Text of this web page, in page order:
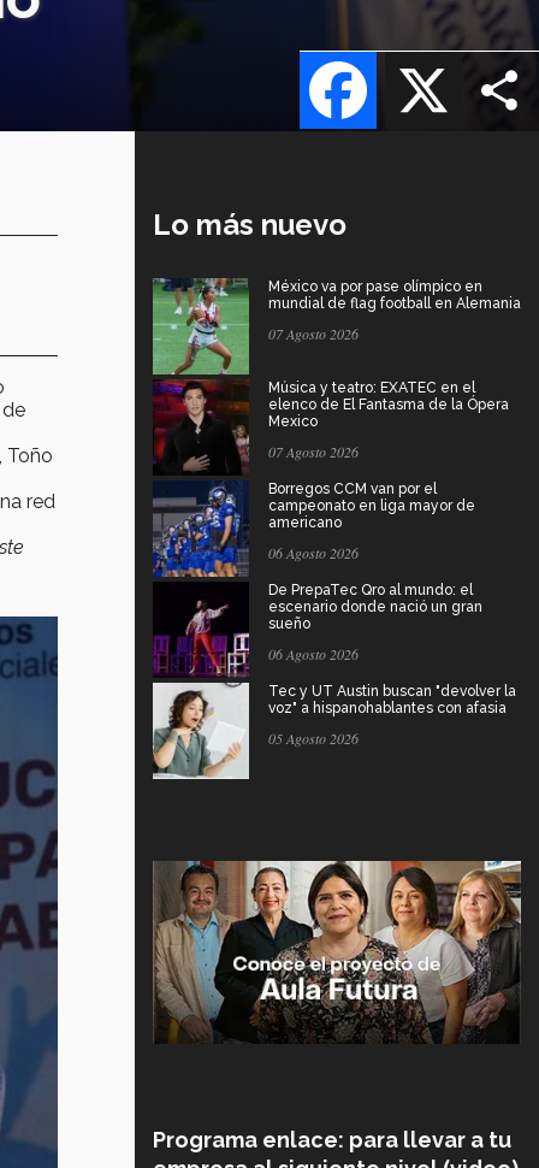
X
Facebook
Toño
red
Lo más nuevo
México va por pase olímpico en
mundial de flag football en Alemania
07 Agosto 2026
Música y teatro: EXATEC en el
elenco de El Fantasma de la Ópera
Mexico
07 Agosto 2026
Borregos CCM van por el
campeonato en liga mayor de
americano
06 Agosto 2026
De PrepaTec Qro al mundo: el
escenario donde nació un gran
sueño
06 Agosto 2026
Tec y UT Austin buscan "devolver la
voz" a hispanohablantes con afasia
05 Agosto 2026
Programa enlace: para llevar a tu